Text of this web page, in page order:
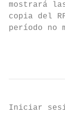
mostrará
copia del
período no
Iniciar